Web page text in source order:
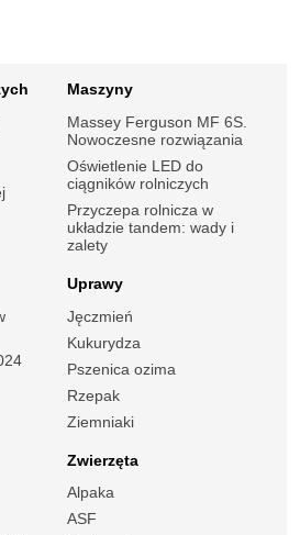
Maszyny
Massey Ferguson MF 6S.
Nowoczesne rozwiązania
Oświetlenie LED do
ciągników rolniczych
Przyczepa rolnicza w
układzie tandem: wady i
zalety
Uprawy
Jęczmień
Kukurydza
Pszenica ozima
Rzepak
Ziemniaki
Zwierzęta
Alpaka
ASF